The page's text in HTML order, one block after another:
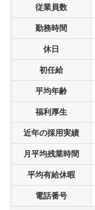
従業員数
勤務時間
休日
初任給
平均年齢
福利厚生
近年の採用実績
月平均残業時間
平均有給休暇
電話番号